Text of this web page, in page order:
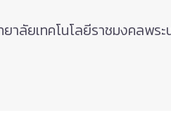
าลัยเทคโนโลยีราชมงคลพระ